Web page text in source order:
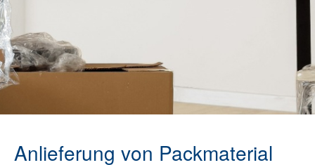
Anlieferung von Packmaterial